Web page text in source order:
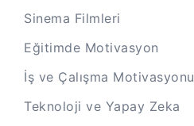
Sinema Filmleri
Eğitimde Motivasyon
İş ve Çalışma Motivasyonu
Teknoloji ve Yapay Zeka